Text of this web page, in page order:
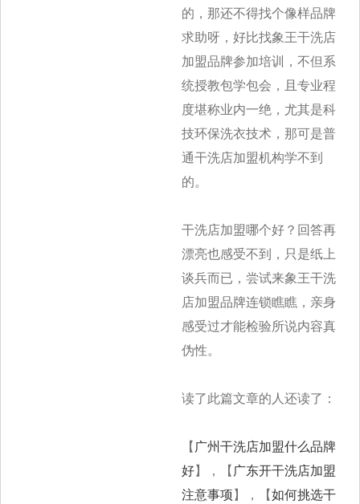
的，那还不得找个像样品牌
求助呀，好比找象王干洗店
加盟品牌参加培训，不但系
统授教包学包会，且专业程
度堪称业内一绝，尤其是科
技环保洗衣技术，那可是普
通干洗店加盟机构学不到
的。
干洗店加盟哪个好？回答再
漂亮也感受不到，只是纸上
谈兵而已，尝试来象王干洗
店加盟品牌连锁瞧瞧，亲身
感受过才能检验所说内容真
伪性。
读了此篇文章的人还读了：
【 广州干洗店加盟什么品牌
好】，【 广东开干洗店加盟
注意事项 】，【如何挑选干